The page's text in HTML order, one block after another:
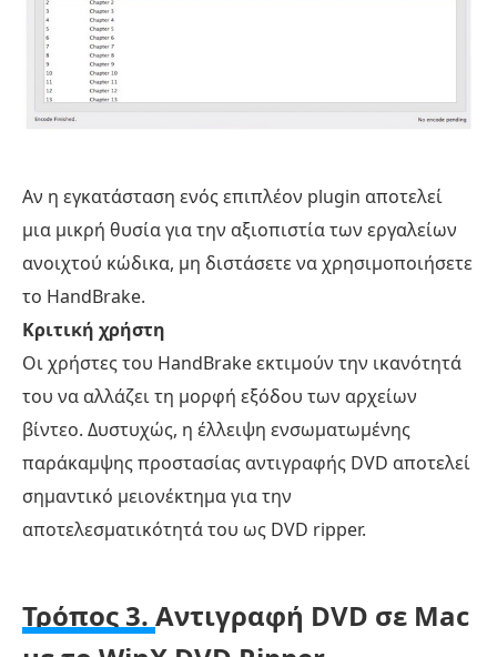
Αν η εγκατάσταση ενός επιπλέον plugin αποτελεί
μια μικρή θυσία για την αξιοπιστία των εργαλείων
ανοιχτού κώδικα, μη διστάσετε να χρησιμοποιήσετε
το HandBrake.
Κριτική χρήστη
Οι χρήστες του HandBrake εκτιμούν την ικανότητά
του να αλλάζει τη μορφή εξόδου των αρχείων
βίντεο. Δυστυχώς, η έλλειψη ενσωματωμένης
παράκαμψης προστασίας αντιγραφής DVD αποτελεί
σημαντικό μειονέκτημα για την
αποτελεσματικότητά του ως DVD ripper.
Τρόπος 3. Αντιγραφή DVD σε Mac